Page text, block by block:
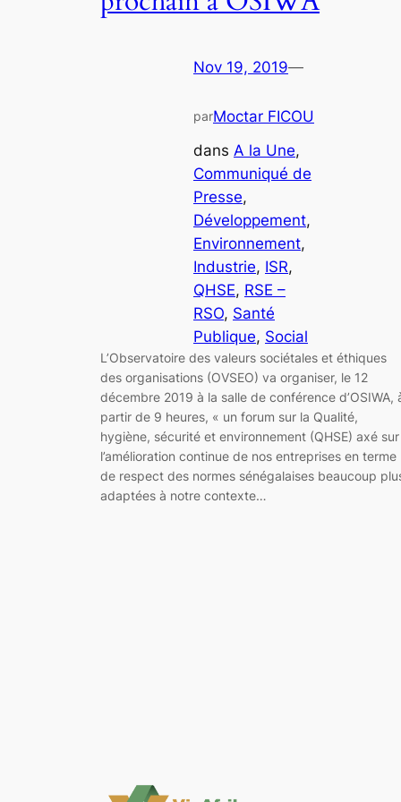
Nov 19, 2019—
parMoctar FICOU
dans A la Une
Communiqué de
Presse
Développement
Environnement
Industrie, ISR
QHSE, RSE –
RSO, Santé
Publique, Social
L’Observatoire des valeurs sociétales et éthiques
des organisations (OVSEO) va organiser, le 12
décembre 2019 à la salle de conférence d’OSIWA,
partir de 9 heures, « un forum sur la Qualité,
hygiène, sécurité et environnement (QHSE) axé sur
l’amélioration continue de nos entreprises en terme
de respect des normes sénégalaises beaucoup
adaptées à notre contexte…